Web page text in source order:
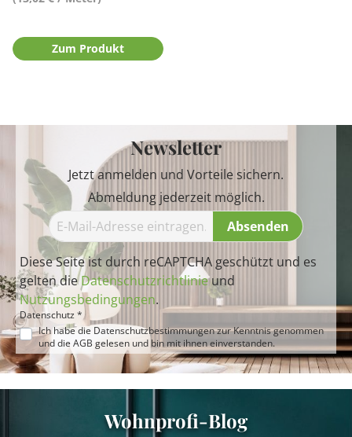
Zum Produkt
Newsletter
Jetzt anmelden und Vorteile sichern.
Abmeldung jederzeit möglich.
Absenden
Diese Seite ist durch reCAPTCHA geschützt und es
gelten dieDatenschutzrichtlinieund
Nutzungsbedingungen.
Datenschutz *
Ich habe die Datenschutzbestimmungenzur Kenntnis genommen
und die AGB gelesen und bin mit ihnen einverstanden.
Wohnprofi-Blog